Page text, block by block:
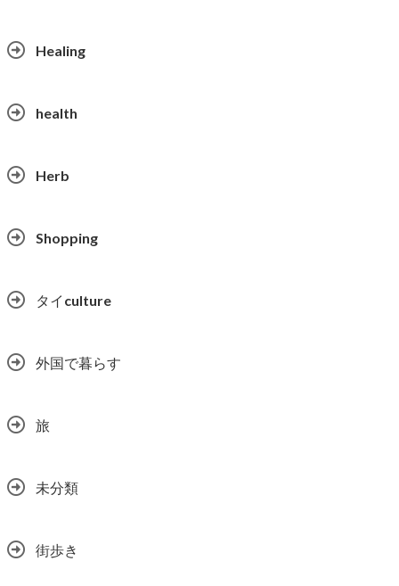
Healing
health
Herb
Shopping
タイculture
外国で暮らす
旅
未分類
街歩き